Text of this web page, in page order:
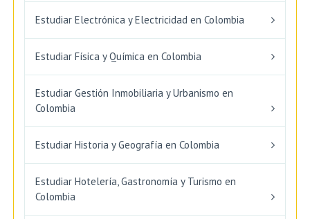
Estudiar Electrónica y Electricidad en Colombia
Estudiar Física y Química en Colombia
Estudiar Gestión Inmobiliaria y Urbanismo en
Colombia
Estudiar Historia y Geografía en Colombia
Estudiar Hotelería, Gastronomía y Turismo en
Colombia